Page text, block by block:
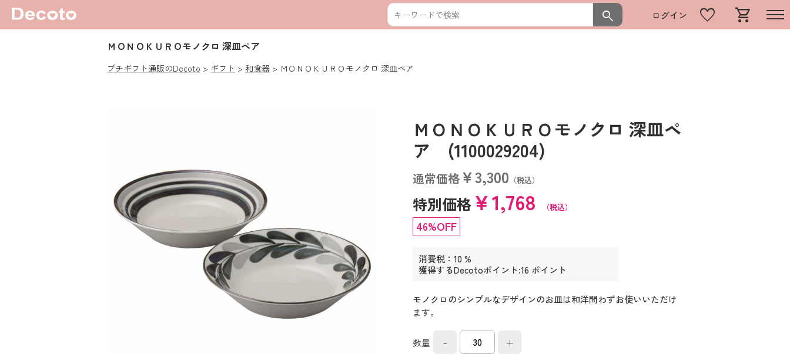
search ログイン favorite shopping_cart
ＭＯＮＯＫＵＲＯモノクロ 深皿ペア
プチギフト通販のDecoto ギフト 和食器 ＭＯＮＯＫＵＲＯモノクロ 深皿ペア
ＭＯＮＯＫＵＲＯモノクロ 深皿ペ
ア (1100029204)
通常価格￥3,300 （税込）
特別価格￥1,768 （税込）
46%OFF
消費税：10 %
獲得するDecotoポイント:16 ポイント
モノクロのシンプルなデザインのお皿は和洋問わずお使いいただけ
ます。
数量 - +